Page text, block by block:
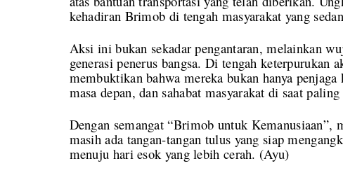
kehadiran Brimob di tengah masyarakat yang
Aksi ini bukan sekadar pengantaran, melainkan
generasi penerus bangsa. Di tengah
membuktikan bahwa mereka bukan hanya
masa depan, dan sahabat masyarakat di saat
Dengan semangat “Brimob untuk
masih ada tangan-tangan tulus yang siap
menuju hari esok yang lebih cerah. (Ayu)